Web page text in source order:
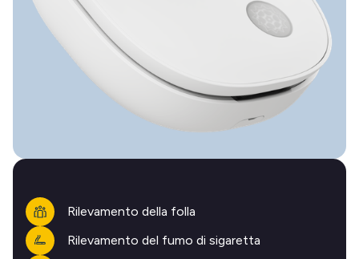
Rilevamento della folla
Rilevamento del fumo di sigaretta